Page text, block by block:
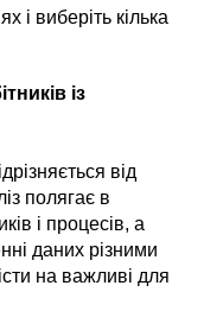
і виберіть кілька
із
від
полягає в
і процесів, а
даних різними
на важливі для